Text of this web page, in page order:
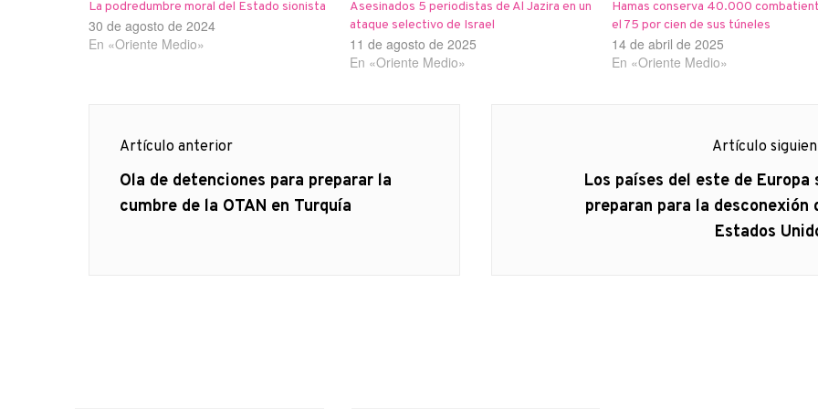
La podredumbre moral del Estado sionista
30 de agosto de 2024
En «Oriente Medio»
Asesinados 5 periodistas de Al Jazira en un
ataque selectivo de Israel
11 de agosto de 2025
En «Oriente Medio»
Hamas conserva 40.000
el 75 por cien de sus túneles
14 de abril de 2025
En «Oriente Medio»
Navegación
de
Artículo anterior
Artículo
anterior
Ola de detenciones para preparar la
cumbre de la OTAN en Turquía
Artículo
Artículo
siguiente:
Los países del este de Europa
preparan para la desconexión
Estados